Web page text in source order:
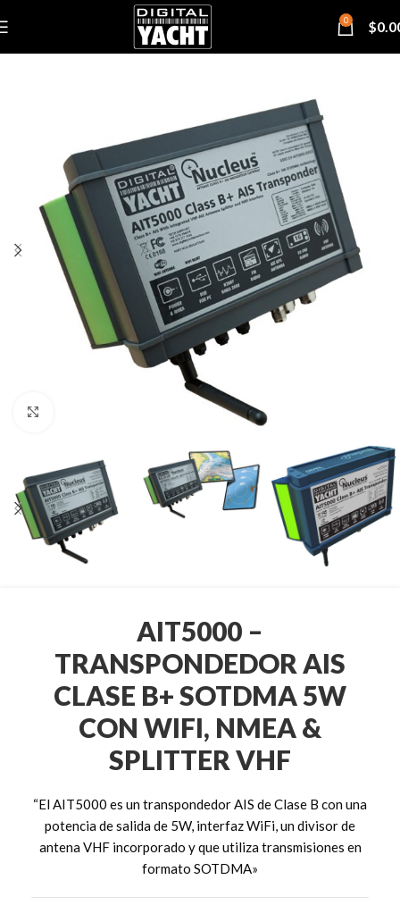
0 $
AIT5000 –
TRANSPONDEDOR AIS
CLASE B+ SOTDMA 5W
CON WIFI, NMEA &
SPLITTER VHF
“El AIT5000 es un transpondedor AIS de Clase B con una
potencia de salida de 5W, interfaz WiFi, un divisor de
antena VHF incorporado y que utiliza transmisiones en
formato SOTDMA»